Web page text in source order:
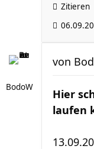
Zitieren
BodoW
von
Hier
laufen